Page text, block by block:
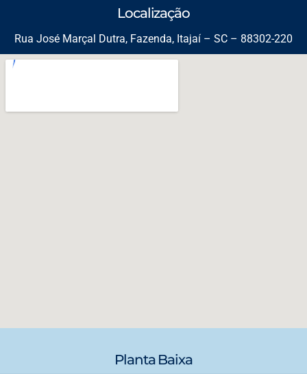
Localização
Rua José Marçal Dutra, Fazenda, Itajaí – SC – 88302-220
Planta Baixa